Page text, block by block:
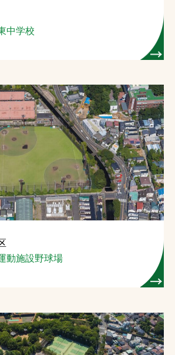
ー
ポリシー
さや操作にお困りの方へ
中学校
動施設野球場